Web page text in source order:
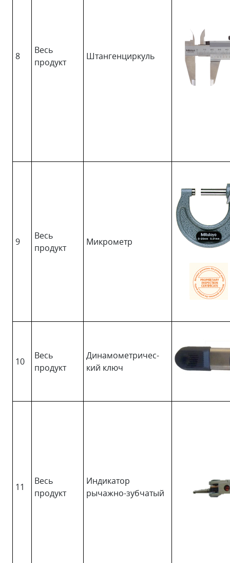
8
Весь
продукт
Штангенциркуль
9
Весь
продукт
Микрометр
10
Весь
продукт
Динамометричес-
кий ключ
11
Весь
продукт
Индикатор
рычажно-зубчатый